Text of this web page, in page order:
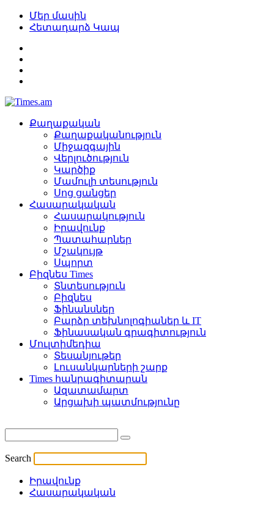
Մեր մասին
Հետադարձ Կապ
Քաղաքական
Քաղաքականություն
Միջազգային
Վերլուծություն
Կարծիք
Մամուլի տեսություն
Սոց ցանցեր
Հասարակական
Հասարակություն
Իրավունք
Պատահարներ
Մշակույթ
Սպորտ
Բիզնես Times
Տնտեսություն
Բիզնես
Ֆինանսներ
Բարձր տեխնոլոգիաներ և IT
Ֆինասական գրագիտություն
Մուլտիմեդիա
Տեսանյութեր
Լուսանկարների շարք
Times հանրագիտարան
Ազատամարտ
Արցախի պատմությունը
Search
Իրավունք
Հասարակական